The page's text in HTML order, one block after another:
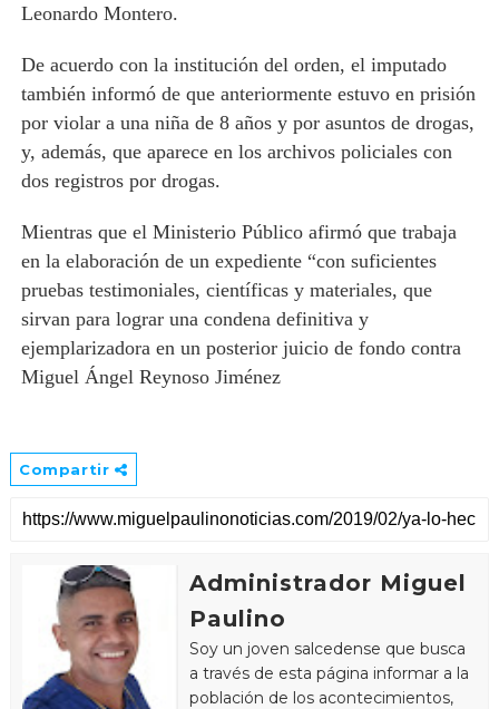
Leonardo Montero.
De acuerdo con la institución del orden, el imputado
también informó de que anteriormente estuvo en prisión
por violar a una niña de 8 años y por asuntos de drogas,
y, además, que aparece en los archivos policiales con
dos registros por drogas.
Mientras que el Ministerio Público afirmó que trabaja
en la elaboración de un expediente “con suficientes
pruebas testimoniales, científicas y materiales, que
sirvan para lograr una condena definitiva y
ejemplarizadora en un posterior juicio de fondo contra
Miguel Ángel Reynoso Jiménez
Compartir
Administrador Miguel
Paulino
Soy un joven salcedense que busca
a través de esta página informar a la
población de los acontecimientos,